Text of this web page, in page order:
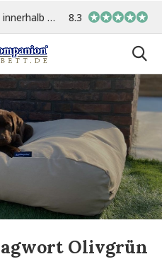
14 Tage Vor 15:00 Uhr bestellt,
8.3
Olivgrün